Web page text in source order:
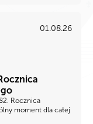
01.08.26
Rocznica
moment dla całej